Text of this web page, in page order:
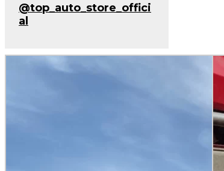
@top_auto_store_offici
al